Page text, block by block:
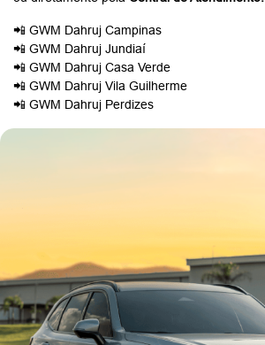
📲 GWM Dahruj Campinas
📲 GWM Dahruj Jundiaí
📲 GWM Dahruj Casa Verde
📲 GWM Dahruj Vila Guilherme
📲 GWM Dahruj Perdizes